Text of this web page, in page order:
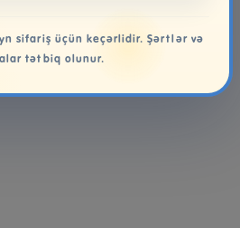
sifariş üçün keçərlidir. Şərtlər və
tətbiq olunur.